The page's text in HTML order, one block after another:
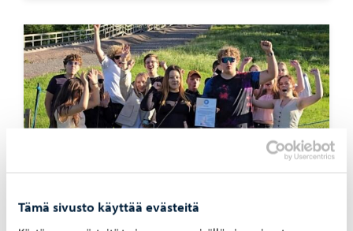
Tämä sivusto käyttää evästeitä